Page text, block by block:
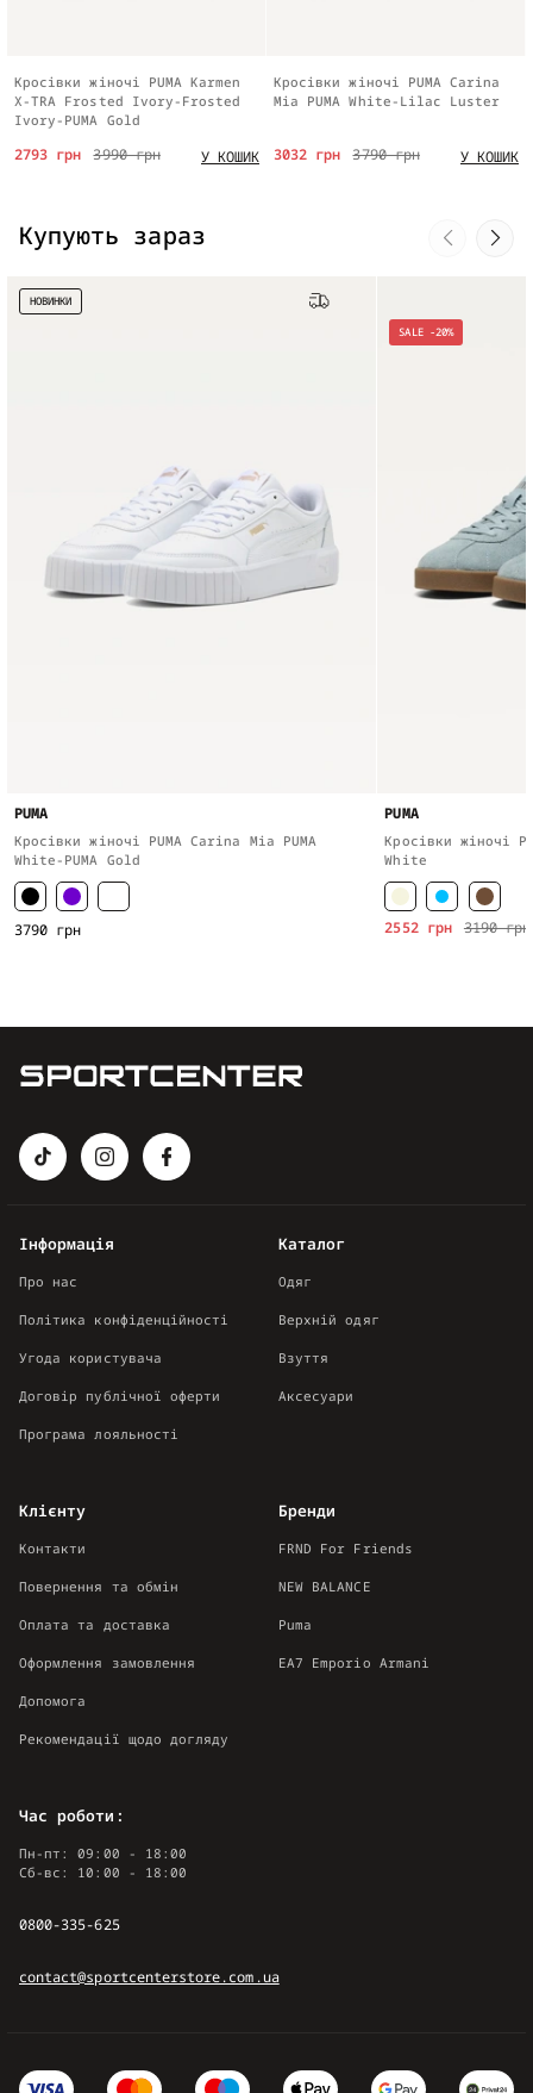
Кросівки жіночі PUMA Karmen
X-TRA Frosted Ivory-Frosted
Ivory-PUMA Gold
3990 грн
2793 грн У КОШИК
Кросівки жіночі PUMA Carina
Mia PUMA White-Lilac Luster
3790 грн
3032 грн У КОШИК
Купують зараз
НОВИНКИ
PUMA
Кросівки жіночі PUMA Carina Mia PUMA
White-PUMA Gold
3790 грн
SALE -20%
PUMA
Кросівки жіночі
White
3190 грн
2552 грн
Каталог
Одяг
Верхній одяг
Взуття
Аксесуари
Інформація
Про нас
Політика конфіденційності
Угода користувача
Договір публічної оферти
Програма лояльності
Клієнту
Контакти
Повернення та обмін
Оплата та доставка
Оформлення замовлення
Допомога
Рекомендації щодо догляду
Бренди
FRND For Friends
NEW BALANCE
Puma
EA7 Emporio Armani
Час роботи:
Пн-пт: 09:00 - 18:00
Сб-вс: 10:00 - 18:00
0800-335-625
contact@sportcenterstore.com.ua